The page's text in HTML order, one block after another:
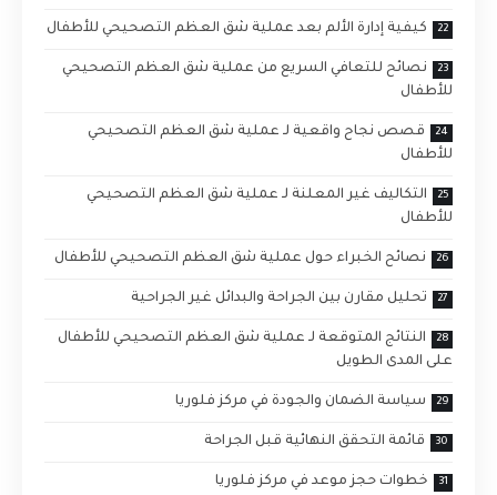
كيفية إدارة الألم بعد عملية شق العظم التصحيحي للأطفال
نصائح للتعافي السريع من عملية شق العظم التصحيحي
للأطفال
قصص نجاح واقعية لـ عملية شق العظم التصحيحي
للأطفال
التكاليف غير المعلنة لـ عملية شق العظم التصحيحي
للأطفال
نصائح الخبراء حول عملية شق العظم التصحيحي للأطفال
تحليل مقارن بين الجراحة والبدائل غير الجراحية
النتائج المتوقعة لـ عملية شق العظم التصحيحي للأطفال
على المدى الطويل
سياسة الضمان والجودة في مركز فلوريا
قائمة التحقق النهائية قبل الجراحة
خطوات حجز موعد في مركز فلوريا